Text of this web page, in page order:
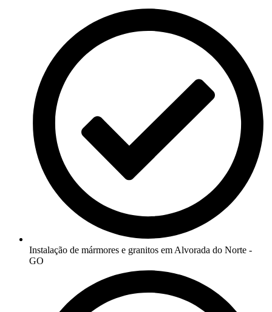
Instalação de mármores e granitos em Alvorada do Norte -
GO